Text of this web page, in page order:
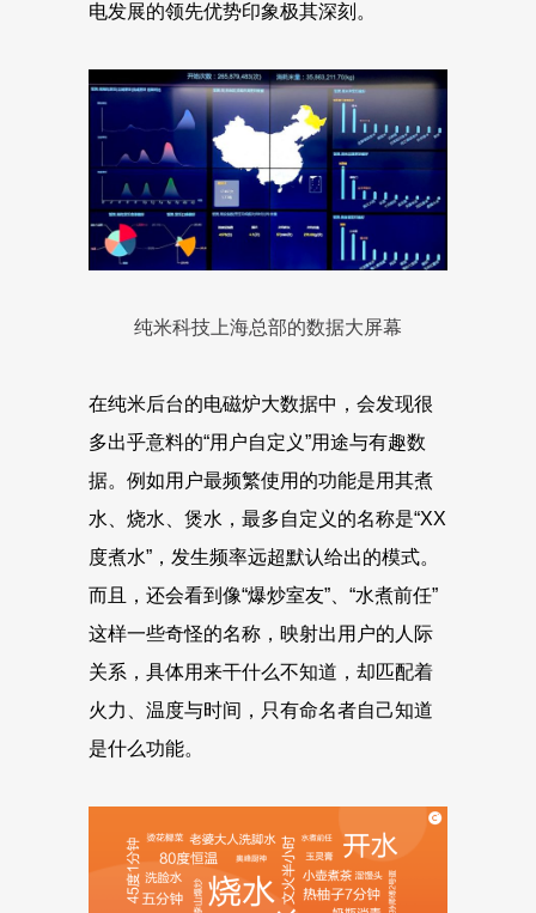
电发展的领先优势印象极其深刻。
纯米科技上海总部的数据大屏幕
在纯米后台的电磁炉大数据中，会发现很
多出乎意料的“用户自定义”用途与有趣数
据。例如用户最频繁使用的功能是用其煮
水、烧水、煲水，最多自定义的名称是“XX
度煮水”，发生频率远超默认给出的模式。
而且，还会看到像“爆炒室友”、“水煮前任”
这样一些奇怪的名称，映射出用户的人际
关系，具体用来干什么不知道，却匹配着
火力、温度与时间，只有命名者自己知道
是什么功能。